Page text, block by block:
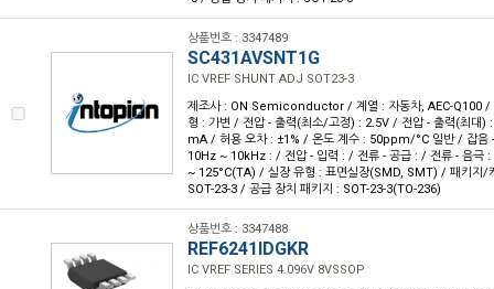
상품번호 : 3347489
SC431AVSNT1G
IC VREF SHUNT ADJ SOT23-3
제조사 : ON Semiconductor / 계열 : 자동차, AEC-Q100 /
형 : 가변 / 전압 - 출력(최소/고정) : 2.5V / 전압 - 출력(최대)
mA / 허용 오차 : ±1% / 온도 계수 : 50ppm/°C 일반 / 잡
10Hz ~ 10kHz : / 전압 - 입력 : / 전류 - 공급 : / 전류 - 음극
~ 125°C(TA) / 실장 유형 : 표면실장(SMD, SMT) / 패키지/
SOT-23-3 / 공급 장치 패키지 : SOT-23-3(TO-236)
상품번호 : 3347488
REF6241IDGKR
IC VREF SERIES 4.096V 8VSSOP